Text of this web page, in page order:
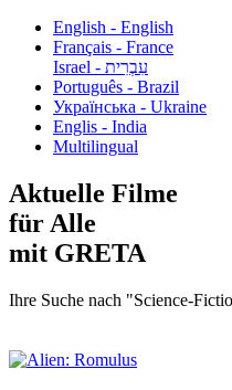
English - English
Français - France
עִבְרִית - Israel
Português - Brazil
Українська - Ukraine
Englis - India
Multilingual
Aktuelle Filme
für Alle
mit GRETA
Ihre Suche nach "Science-